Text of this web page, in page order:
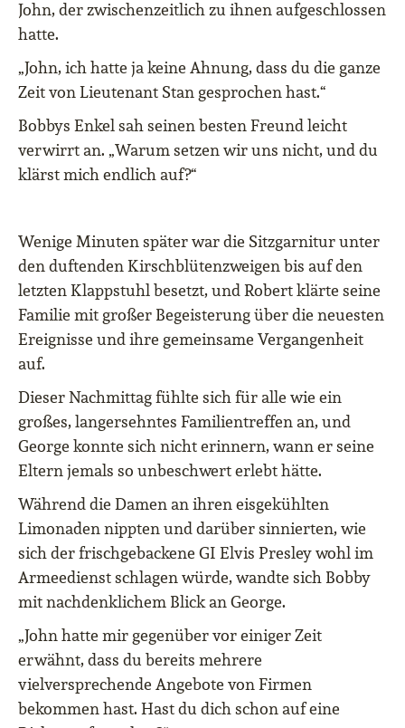
John, der zwischenzeitlich zu ihnen aufgeschlossen
hatte.
„John, ich hatte ja keine Ahnung, dass du die ganze
Zeit von Lieutenant Stan gesprochen hast.“
Bobbys Enkel sah seinen besten Freund leicht
verwirrt an. „Warum setzen wir uns nicht, und du
klärst mich endlich auf?“
Wenige Minuten später war die Sitzgarnitur unter
den duftenden Kirschblütenzweigen bis auf den
letzten Klappstuhl besetzt, und Robert klärte seine
Familie mit großer Begeisterung über die neuesten
Ereignisse und ihre gemeinsame Vergangenheit
auf.
Dieser Nachmittag fühlte sich für alle wie ein
großes, langersehntes Familientreffen an, und
George konnte sich nicht erinnern, wann er seine
Eltern jemals so unbeschwert erlebt hätte.
Während die Damen an ihren eisgekühlten
Limonaden nippten und darüber sinnierten, wie
sich der frischgebackene GI Elvis Presley wohl im
Armeedienst schlagen würde, wandte sich Bobby
mit nachdenklichem Blick an George.
„John hatte mir gegenüber vor einiger Zeit
erwähnt, dass du bereits mehrere
vielversprechende Angebote von Firmen
bekommen hast. Hast du dich schon auf eine